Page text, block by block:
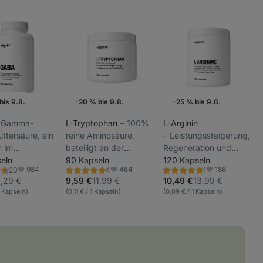
9.8.
ein
im
Körper
20Favoriten
984
€
-20 % bis 9.8.
Wochenaktion
L-Tryptophan ⁠–⁠ 100%
reine Aminosäure,
beteiligt an der
Synthese von Serotonin
und Melatonin,
Nahrungsergänzungsmittel,
ohne Füllstoffe
90 Kapseln
4
Bewertung
5.0/5,
4
Rezensionen
Favoriten
464
9,59 €11,99 €
(0,11 € / 1 Kapseln)
-25 % bis 9.8.
Wochenaktion
L-Arginin
⁠–⁠ Leistungssteigerung,
Regeneration und
Pump, ideal für Kraft-
und
Ausdauersportarten,
120 Kapseln
1
Bewertung
5.0/5,
1
Rezension
Favoriten
186
10,49 €13,99 €
(0,09 € / 1 Kapseln)